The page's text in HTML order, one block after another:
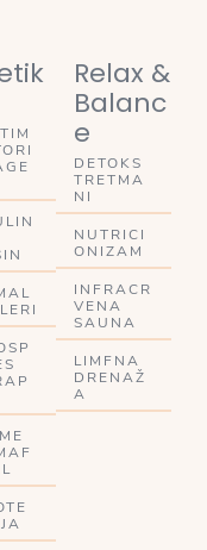
Relax &
Balanc
e
DETOKS
TRETMA
NI
NUTRICI
ONIZAM
INFRACR
VENA
SAUNA
LIMFNA
DRENAŽ
A